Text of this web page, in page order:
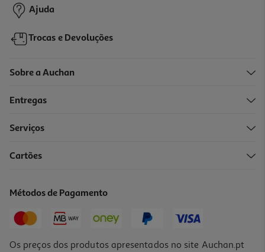
-34%
Price reduced from
2,12 €to
Promoção
Ajuda
Trocas e Devoluções
Sobre a Auchan
Entregas
Serviços
Cartões
Métodos de Pagamento
Os preços dos produtos apresentados no site Auchan.pt